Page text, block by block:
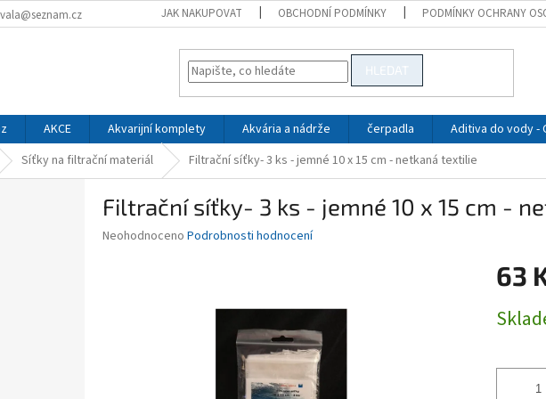
JAK NAKUPOVAT OBCHODNÍ PODMÍNKY PODMÍNKY OCHRANY
HLEDAT
AKCE Akvarijní komplety Akvária a nádrže čerpadla Aditiva do vody -
Síťky na filtrační materiál Filtrační síťky- 3 ks - jemné 10 x 15 cm - netkaná textilie
Filtrační síťky- 3 ks - jemné 10 x 15 cm -
Průměrné
Neohodnoceno Podrobnosti hodnocení
63
cena: